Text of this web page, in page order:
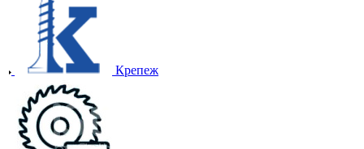
Крепеж